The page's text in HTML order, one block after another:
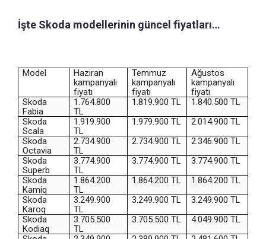
İşte Skoda modellerinin güncel fiyatları…
Model
Haziran
kampanyalı
fiyatı
Temmuz
kampanyalı
fiyatı
Ağustos
kampanyalı
fiyatı
Skoda
Fabia
1.764.800
TL
1.819.900 TL
1.840.500 TL
Skoda
Scala
1.919.900
TL
1.979.900 TL
2.014.900 TL
Skoda
Octavia
2.734.900
TL
2.734.900 TL
2.346.900 TL
Skoda
Superb
3.774.900
TL
3.774.900 TL
3.774.900 TL
Skoda
Kamiq
1.864.200
TL
1.864.200 TL
1.864.200 TL
Skoda
Karoq
3.249.900
TL
3.249.900 TL
3.249.900 TL
Skoda
Kodiaq
3.705.500
TL
3.705.500 TL
4.049.900 TL